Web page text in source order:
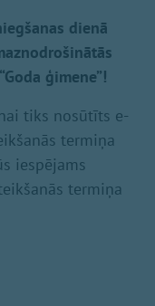
dienā
ģimene”!
tiks nosūtīts e-
termiņa
iespējams
termiņa